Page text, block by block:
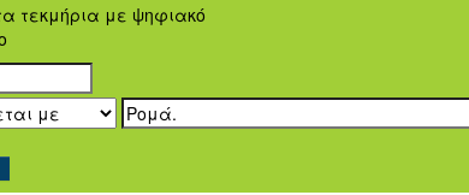
τεκμήρια με ψηφιακό